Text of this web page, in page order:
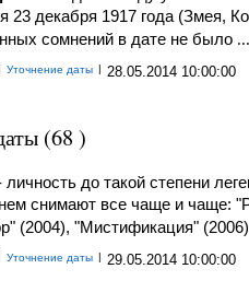
23 декабря 1917 года (Змея,
сомнений в дате не было ...
Уточнение даты | 28.05.2014 10:00:00
(68 )
личность до такой степени
снимают все чаще и чаще:
(2004), "Мистификация" (2006)
Уточнение даты | 29.05.2014 10:00:00